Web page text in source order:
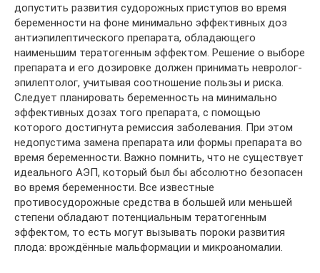
допустить развития судорожных приступов во время
беременности на фоне минимально эффективных доз
антиэпилептического препарата, обладающего
наименьшим тератогенным эффектом. Решение о выборе
препарата и его дозировке должен принимать невролог-
эпилептолог, учитывая соотношение пользы и риска.
Следует планировать беременность на минимально
эффективных дозах того препарата, с помощью
которого достигнута ремиссия заболевания. При этом
недопустима замена препарата или формы препарата во
время беременности. Важно помнить, что не существует
идеального АЭП, который был бы абсолютно безопасен
во время беременности. Все известные
противосудорожные средства в большей или меньшей
степени обладают потенциальным тератогенным
эффектом, то есть могут вызывать пороки развития
плода: врождённые мальформации и микроаномалии.